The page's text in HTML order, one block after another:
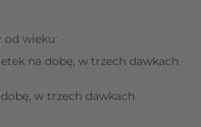
od wieku:
na dobę, w trzech dawkach
w trzech dawkach